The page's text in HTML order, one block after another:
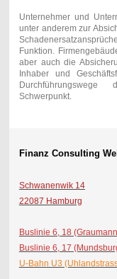
Unternehmer und
unter anderem zur
Funktion.
aber auch die
Inhaber und
Schwerpunkt.
Finanz Consulting
Schwanenwik 14
22087 Hamburg
Buslinie 6, 18
Buslinie 6, 17
U-Bahn U3